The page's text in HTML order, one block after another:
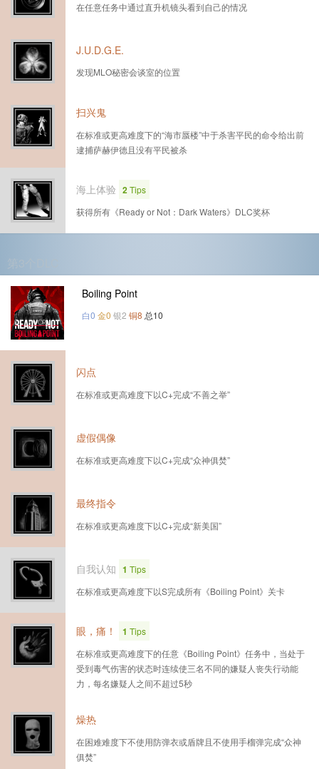
在任意任务中通过直升机镜头看到自己的情况
J.U.D.G.E.
发现MLO秘密会谈室的位置
扫兴鬼
在标准或更高难度下的“海市蜃楼”中于杀害平民的命令给出前
逮捕萨赫伊德且没有平民被杀
海上体验 2Tips
获得所有《Ready or Not：Dark Waters》DLC奖杯
Boiling Point
白0 金0 银2 铜8 总10
闪点
在标准或更高难度下以C+完成“不善之举”
虚假偶像
在标准或更高难度下以C+完成“众神俱焚”
最终指令
在标准或更高难度下以C+完成“新美国”
自我认知 1 Tips
在标准或更高难度下以S完成所有《Boiling Point》关卡
眼，痛！ 1 Tips
在标准或更高难度下的任意《Boiling Point》任务中，当处于
受到毒气伤害的状态时连续使三名不同的嫌疑人丧失行动能
力，每名嫌疑人之间不超过5秒
燥热
在困难难度下不使用防弹衣或盾牌且不使用手榴弹完成“众神
俱焚”